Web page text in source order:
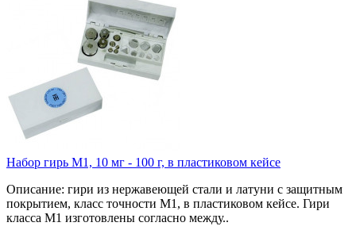
Набор гирь М1, 10 мг - 100 г, в пластиковом кейсе
Описание: гири из нержавеющей стали и латуни с защитным
покрытием, класс точности М1, в пластиковом кейсе. Гири
класса М1 изготовлены согласно между..